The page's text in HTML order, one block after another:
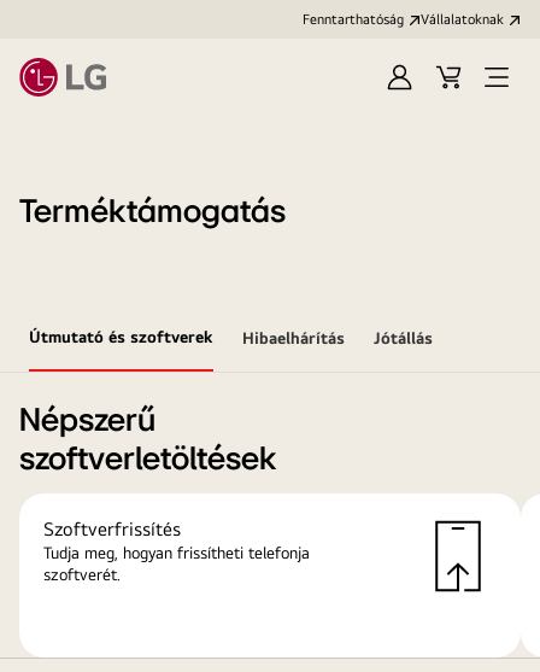
Fenntarthatóság Vállalatoknak
Bejelentkezés
KosárMenü
Terméktámogatás
Útmutató és szoftverek Hibaelhárítás Jótállás
Népszerű
szoftverletöltések
Szoftverfrissítés
Tudja meg, hogyan frissítheti telefonja
szoftverét.